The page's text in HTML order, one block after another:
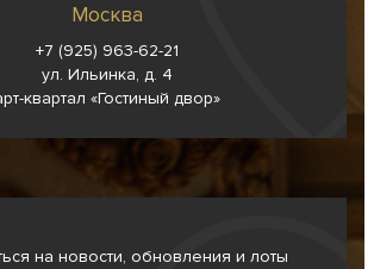
Москва
+7 (925) 963-62-21
ул. Ильинка, д. 4
квартал «Гостиный двор»
на новости, обновления и лоты